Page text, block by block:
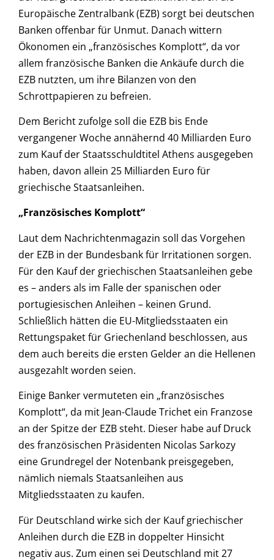
Europäische Zentralbank (EZB) sorgt bei deutschen
Banken offenbar für Unmut. Danach wittern
Ökonomen ein „französisches Komplott“, da vor
allem französische Banken die Ankäufe durch die
EZB nutzten, um ihre Bilanzen von den
Schrottpapieren zu befreien.
Dem Bericht zufolge soll die EZB bis Ende
vergangener Woche annähernd 40 Milliarden Euro
zum Kauf der Staatsschuldtitel Athens ausgegeben
haben, davon allein 25 Milliarden Euro für
griechische Staatsanleihen.
„Französisches Komplott“
Laut dem Nachrichtenmagazin soll das Vorgehen
der EZB in der Bundesbank für Irritationen sorgen.
Für den Kauf der griechischen Staatsanleihen gebe
es – anders als im Falle der spanischen oder
portugiesischen Anleihen – keinen Grund.
Schließlich hätten die EU-Mitgliedsstaaten ein
Rettungspaket für Griechenland beschlossen, aus
dem auch bereits die ersten Gelder an die Hellenen
ausgezahlt worden seien.
Einige Banker vermuteten ein „französisches
Komplott“, da mit Jean-Claude Trichet ein Franzose
an der Spitze der EZB steht. Dieser habe auf Druck
des französischen Präsidenten Nicolas Sarkozy
eine Grundregel der Notenbank preisgegeben,
nämlich niemals Staatsanleihen aus
Mitgliedsstaaten zu kaufen.
Für Deutschland wirke sich der Kauf griechischer
Anleihen durch die EZB in doppelter Hinsicht
negativ aus. Zum einen sei Deutschland mit 27